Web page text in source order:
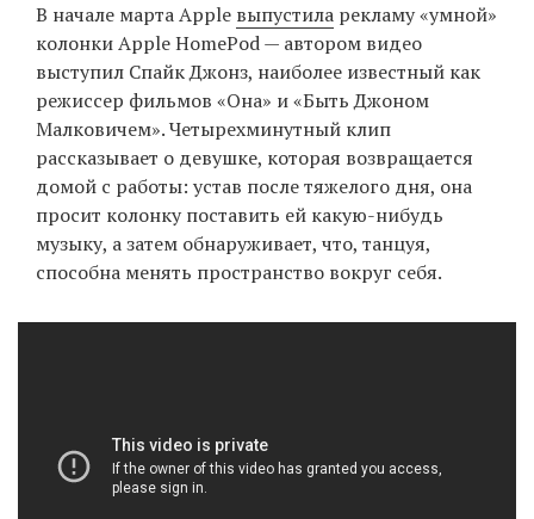
В начале марта Apple выпустила рекламу «умной»
колонки Apple HomePod — автором видео
выступил Спайк Джонз, наиболее известный как
режиссер фильмов «Она» и «Быть Джоном
Малковичем». Четырехминутный клип
рассказывает о девушке, которая возвращается
домой с работы: устав после тяжелого дня, она
просит колонку поставить ей какую-нибудь
музыку, а затем обнаруживает, что, танцуя,
способна менять пространство вокруг себя.